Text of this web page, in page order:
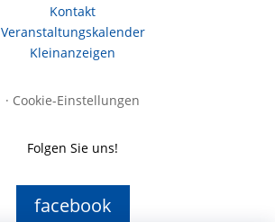
Kontakt
Veranstaltungskalender
Kleinanzeigen
· Cookie-Einstellungen
Folgen Sie uns!
facebook